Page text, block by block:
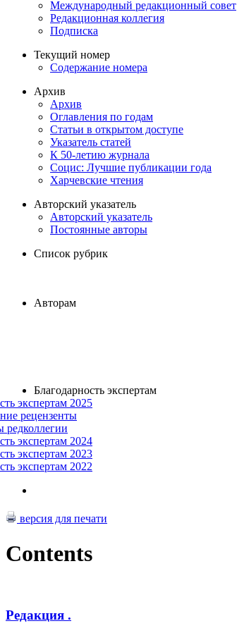
Международный редакционный совет
Редакционная коллегия
Подписка
Текущий номер
Содержание номера
Архив
Архив
Оглавления по годам
Статьи в открытом доступе
Указатель статей
К 50-летию журнала
Социс: Лучшие публикации года
Харчевские чтения
Авторский указатель
Авторский указатель
Постоянные авторы
Список рубрик
Авторам
Благодарность экспертам
экспертам 2025
рецензенты
редколлегии
экспертам 2024
экспертам 2023
экспертам 2022
версия для печати
Contents
Редакция .